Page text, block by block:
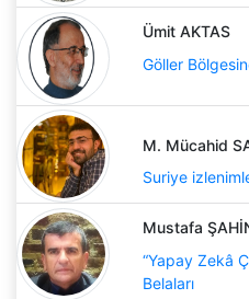
Ümit AKTAS
Göller
M. Mücahid
Suriye
Mustafa
“Yapay Zekâ
Belaları